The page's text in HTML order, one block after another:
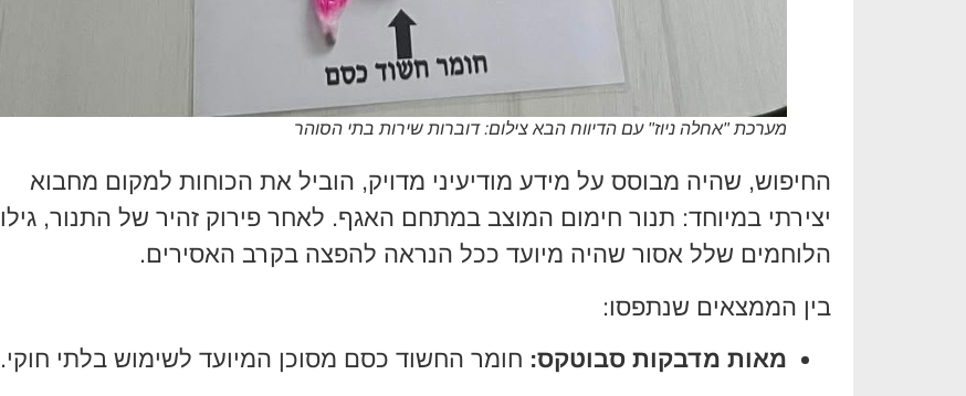
מערכת "אחלה ניוז" עם הדיווח הבא צילום: דוברות שירות בתי הסוהר
החיפוש, שהיה מבוסס על מידע מודיעיני מדויק, הוביל את הכוחות למקום מחבוא
יצירתי במיוחד: תנור חימום המוצב במתחם האגף. לאחר פירוק זהיר של התנור, גילו
הלוחמים שלל אסור שהיה מיועד ככל הנראה להפצה בקרב האסירים.
בין הממצאים שנתפסו:
מאות מדבקות סבוטקס: חומר החשוד כסם מסוכן המיועד לשימוש בלתי חוקי.